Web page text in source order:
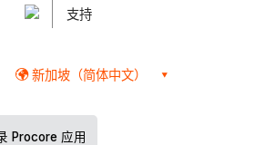
支持
新加坡（简体中文）
Procore 应用